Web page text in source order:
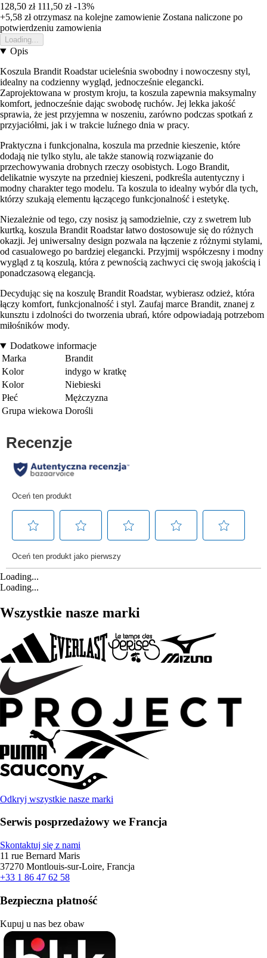
128,50 zł 111,50 zł -13%
+5,58 złotrzymasz na kolejne zamowienie Zostana naliczone po
potwierdzeniu zamowienia
Loading...
Opis
Koszula Brandit Roadstar ucieleśnia swobodny i nowoczesny styl,
idealny na codzienny wygląd, jednocześnie elegancki.
Zaprojektowana w prostym kroju, ta koszula zapewnia maksymalny
komfort, jednocześnie dając swobodę ruchów. Jej lekka jakość
sprawia, że jest przyjemna w noszeniu, zarówno podczas spotkań z
przyjaciółmi, jak i w trakcie luźnego dnia w pracy.
Praktyczna i funkcjonalna, koszula ma przednie kieszenie, które
dodają nie tylko stylu, ale także stanowią rozwiązanie do
przechowywania drobnych rzeczy osobistych. Logo Brandit,
delikatnie wyszyte na przedniej kieszeni, podkreśla autentyczny i
modny charakter tego modelu. Ta koszula to idealny wybór dla tych,
którzy szukają elementu łączącego funkcjonalność i estetykę.
Niezależnie od tego, czy nosisz ją samodzielnie, czy z swetrem lub
kurtką, koszula Brandit Roadstar łatwo dostosowuje się do różnych
okazji. Jej uniwersalny design pozwala na łączenie z różnymi stylami,
od casualowego po bardziej elegancki. Przyjmij współczesny i modny
wygląd z tą koszulą, która z pewnością zachwyci cię swoją jakością i
ponadczasową elegancją.
Decydując się na koszulę Brandit Roadstar, wybierasz odzież, która
łączy komfort, funkcjonalność i styl. Zaufaj marce Brandit, znanej z
kunsztu i zdolności do tworzenia ubrań, które odpowiadają potrzebom
miłośników mody.
Dodatkowe informacje
Marka
Brandit
Kolor
indygo w kratkę
Kolor
Niebieski
Płeć
Mężczyzna
Grupa wiekowa Dorośli
Loading...
Loading...
Wszystkie nasze marki
Odkryj wszystkie nasze marki
Serwis posprzedażowy we Francja
Skontaktuj się z nami
11 rue Bernard Maris
37270 Montlouis-sur-Loire, Francja
+33 1 86 47 62 58
Bezpieczna płatność
Kupuj u nas bez obaw